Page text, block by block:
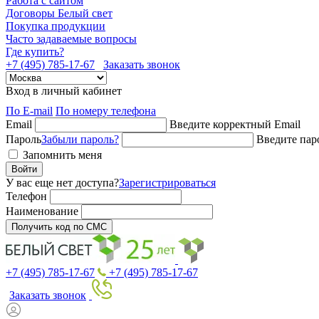
Договоры Белый свет
Покупка продукции
Часто задаваемые вопросы
Где купить?
+7 (495) 785-17-67
Заказать звонок
Вход в личный кабинет
По E-mail По номеру телефона
Email
Введите корректный Email
ПарольЗабыли пароль?
Введите
Запомнить меня
Войти
У вас еще нет доступа?Зарегистрироваться
Телефон
Наименование
Получить код по СМС
+7 (495) 785-17-67
+7 (495) 785-17-67
Заказать звонок